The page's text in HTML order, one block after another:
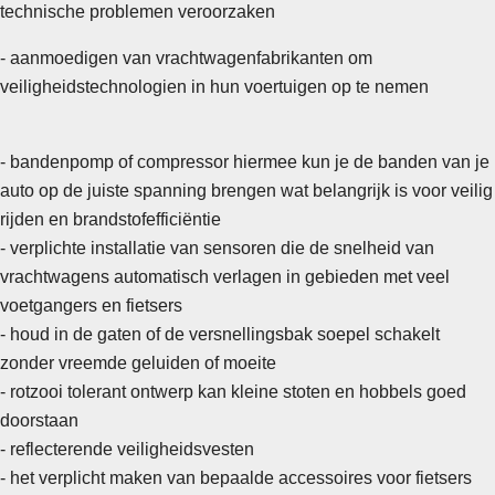
technische problemen veroorzaken
- aanmoedigen van vrachtwagenfabrikanten om
veiligheidstechnologien in hun voertuigen op te nemen
- bandenpomp of compressor hiermee kun je de banden van je
auto op de juiste spanning brengen wat belangrijk is voor veilig
rijden en brandstofefficiëntie
- verplichte installatie van sensoren die de snelheid van
vrachtwagens automatisch verlagen in gebieden met veel
voetgangers en fietsers
- houd in de gaten of de versnellingsbak soepel schakelt
zonder vreemde geluiden of moeite
- rotzooi tolerant ontwerp kan kleine stoten en hobbels goed
doorstaan
- reflecterende veiligheidsvesten
- het verplicht maken van bepaalde accessoires voor fietsers